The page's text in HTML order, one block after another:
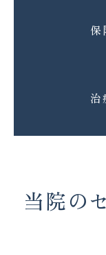
保
治
当院の